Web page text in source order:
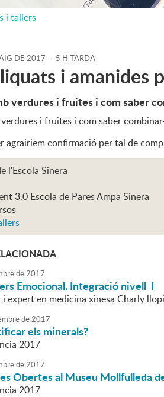
i tallers
DE 2017 - 5 H TARDA
i amanides
verdures i fruites i com saber
i fruites i com saber
agrairiem confirmació per tal de
l'Escola Sinera
3.0 Escola de Pares Ampa Sinera
de2017
Emocional. Integració nivell I
expert en medicina xinesa Charly
de2017
els minerals?
2017
de2017
Obertes al Museu Mollfulleda
2017